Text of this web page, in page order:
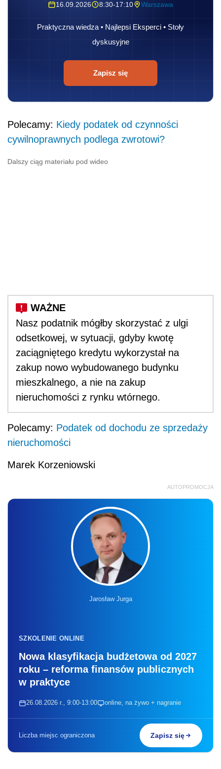
16.09.2026 8:30-17:10 Warszawa
Praktyczna wiedza • Najlepsi Eksperci • Stoły
dyskusyjne
Zapisz się
Polecamy: Kiedy podatek od czynności
cywilnoprawnych podlega zwrotowi?
Dalszy ciąg materiału pod wideo
Nasz podatnik mógłby skorzystać z ulgi
odsetkowej, w sytuacji, gdyby kwotę
zaciągniętego kredytu wykorzystał na
zakup nowo wybudowanego budynku
mieszkalnego, a nie na zakup
nieruchomości z rynku wtórnego.
Polecamy: Podatek od dochodu ze sprzedaży
nieruchomości
Marek Korzeniowski
AUTOPROMOCJA
Jarosław Jurga
SZKOLENIE ONLINE
Nowa klasyfikacja budżetowa od 2027
roku – reforma finansów publicznych
w praktyce
26.08.2026 r., 9:00-13:00 online, na żywo + nagranie
Liczba miejsc ograniczona Zapisz się